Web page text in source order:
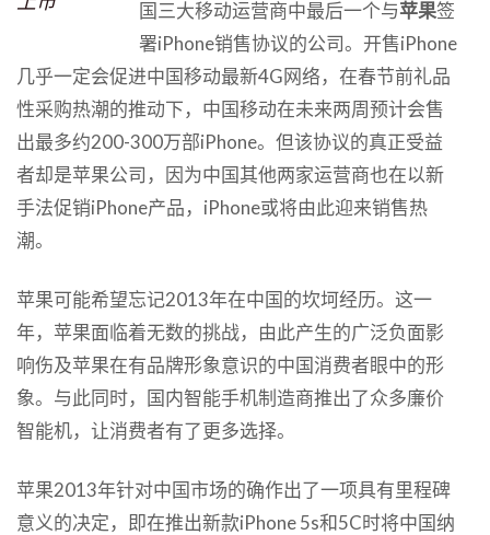
国三大移动运营商中最后一个与苹果签
署iPhone销售协议的公司。开售iPhone
几乎一定会促进中国移动最新4G网络，在春节前礼品
性采购热潮的推动下，中国移动在未来两周预计会售
出最多约200-300万部iPhone。但该协议的真正受益
者却是苹果公司，因为中国其他两家运营商也在以新
手法促销iPhone产品，iPhone或将由此迎来销售热
潮。
苹果可能希望忘记2013年在中国的坎坷经历。这一
年，苹果面临着无数的挑战，由此产生的广泛负面影
响伤及苹果在有品牌形象意识的中国消费者眼中的形
象。与此同时，国内智能手机制造商推出了众多廉价
智能机，让消费者有了更多选择。
苹果2013年针对中国市场的确作出了一项具有里程碑
意义的决定，即在推出新款iPhone 5s和5C时将中国纳